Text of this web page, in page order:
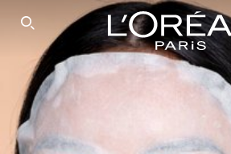
SEARCH THIS SITE